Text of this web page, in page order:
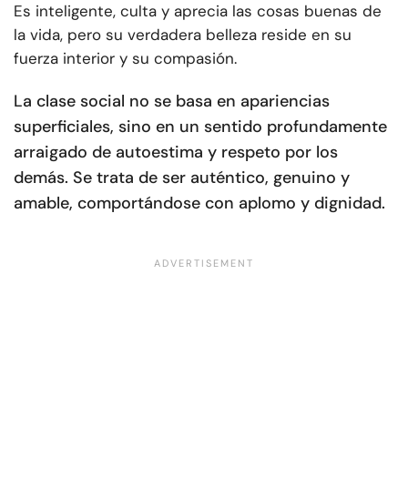
Es inteligente, culta y aprecia las cosas buenas de
la vida, pero su verdadera belleza reside en su
fuerza interior y su compasión.
La clase social no se basa en apariencias
superficiales, sino en un sentido profundamente
arraigado de autoestima y respeto por los
demás. Se trata de ser auténtico, genuino y
amable, comportándose con aplomo y dignidad.